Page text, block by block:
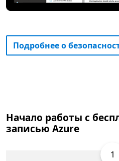
Подробнее о
Начало работы с
записью Azure
1